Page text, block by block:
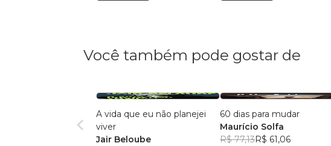
Você também pode gostar de
A vida que eu não planejei
viver
Jair Beloube
60 dias para mudar
Maurício Solfa
R$ 77,13R$ 61,06